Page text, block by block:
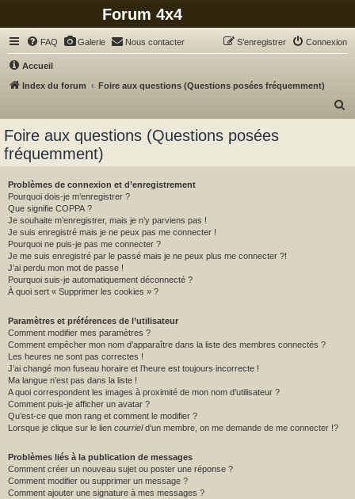
Forum 4x4
FAQ Galerie Nous contacter Connexion
S’enregistrer
Accueil
Index du forum
Foire aux questions (Questions posées fréquemment)
Foire aux questions (Questions posées
fréquemment)
Problèmes de connexion et d’enregistrement
Pourquoi dois-je m’enregistrer ?
Que signifie COPPA ?
Je souhaite m’enregistrer, mais je n’y parviens pas !
Je suis enregistré mais je ne peux pas me connecter !
Pourquoi ne puis-je pas me connecter ?
Je me suis enregistré par le passé mais je ne peux plus me connecter ?!
J’ai perdu mon mot de passe !
Pourquoi suis-je automatiquement déconnecté ?
À quoi sert « Supprimer les cookies » ?
Paramètres et préférences de l’utilisateur
Comment modifier mes paramètres ?
Comment empêcher mon nom d’apparaître dans la liste des membres connectés ?
Les heures ne sont pas correctes !
J’ai changé mon fuseau horaire et l’heure est toujours incorrecte !
Ma langue n’est pas dans la liste !
A quoi correspondent les images à proximité de mon nom d’utilisateur ?
Comment puis-je afficher un avatar ?
Qu’est-ce que mon rang et comment le modifier ?
Lorsque je clique sur le lien courrield’un membre, on me demande de me connecter !?
Problèmes liés à la publication de messages
Comment créer un nouveau sujet ou poster une réponse ?
Comment modifier ou supprimer un message ?
Comment ajouter une signature à mes messages ?